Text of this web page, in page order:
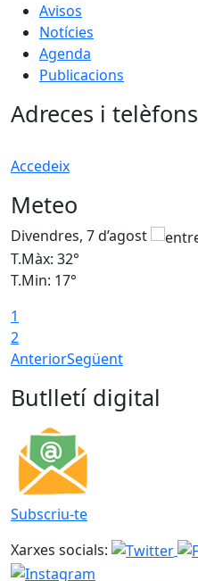
Avisos
Notícies
Agenda
Publicacions
Adreces i telèfons
Accedeix
Meteo
Divendres, 7 d’agost
T.Màx: 32°
T.Min: 17°
1
2
AnteriorSegüent
Butlletí digital
Subscriu-te
Xarxes socials: